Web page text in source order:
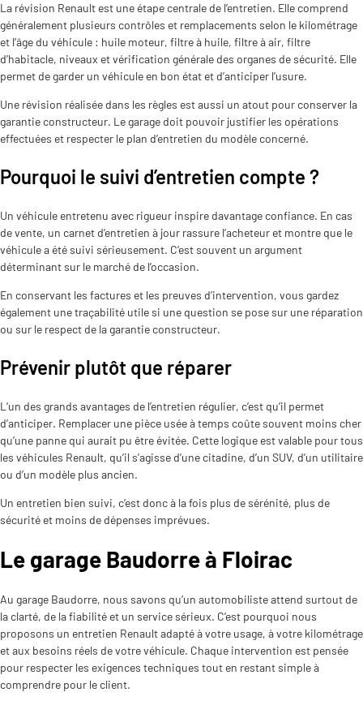
La révision Renault est une étape centrale de l’entretien. Elle comprend
généralement plusieurs contrôles et remplacements selon le kilométrage
et l’âge du véhicule : huile moteur, filtre à huile, filtre à air, filtre
d’habitacle, niveaux et vérification générale des organes de sécurité. Elle
permet de garder un véhicule en bon état et d’anticiper l’usure.
Une révision réalisée dans les règles est aussi un atout pour conserver la
garantie constructeur. Le garage doit pouvoir justifier les opérations
effectuées et respecter le plan d’entretien du modèle concerné.
Pourquoi le suivi d’entretien compte ?
Un véhicule entretenu avec rigueur inspire davantage confiance. En cas
de vente, un carnet d’entretien à jour rassure l’acheteur et montre que le
véhicule a été suivi sérieusement. C’est souvent un argument
déterminant sur le marché de l’occasion.
En conservant les factures et les preuves d’intervention, vous gardez
également une traçabilité utile si une question se pose sur une réparation
ou sur le respect de la garantie constructeur.
Prévenir plutôt que réparer
L’un des grands avantages de l’entretien régulier, c’est qu’il permet
d’anticiper. Remplacer une pièce usée à temps coûte souvent moins cher
qu’une panne qui aurait pu être évitée. Cette logique est valable pour tous
les véhicules Renault, qu’il s’agisse d’une citadine, d’un SUV, d’un utilitaire
ou d’un modèle plus ancien.
Un entretien bien suivi, c’est donc à la fois plus de sérénité, plus de
sécurité et moins de dépenses imprévues.
Le garage Baudorre à Floirac
Au garage Baudorre, nous savons qu’un automobiliste attend surtout de
la clarté, de la fiabilité et un service sérieux. C’est pourquoi nous
proposons un entretien Renault adapté à votre usage, à votre kilométrage
et aux besoins réels de votre véhicule. Chaque intervention est pensée
pour respecter les exigences techniques tout en restant simple à
comprendre pour le client.